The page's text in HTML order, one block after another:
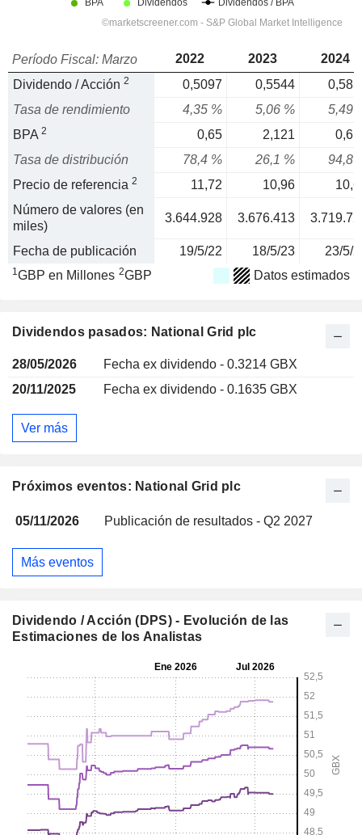
Período Fiscal: Marzo 2022 2023
2024
Dividendo / Acción 2 0,5097 0,5544
Tasa de rendimiento
4,35 % 5,06 %
5,49
BPA 2 0,65 2,121
Tasa de distribución
78,4 % 26,1 %
94,8
Precio de referencia 2 11,72 10,96
Número de valores (en
miles)
3.644.928 3.676.413
Fecha de publicación 19/5/22 18/5/23 23/5/
1GBP en Millones 2GBP Datos estimados
Dividendos pasados: National Grid plc
28/05/2026
Fecha ex dividendo - 0.3214 GBX
20/11/2025
Fecha ex dividendo - 0.1635 GBX
Ver más
Próximos eventos: National Grid plc
05/11/2026 Publicación de resultados - Q2 2027
Más eventos
Dividendo / Acción (DPS) - Evolución de las
Estimaciones de los Analistas